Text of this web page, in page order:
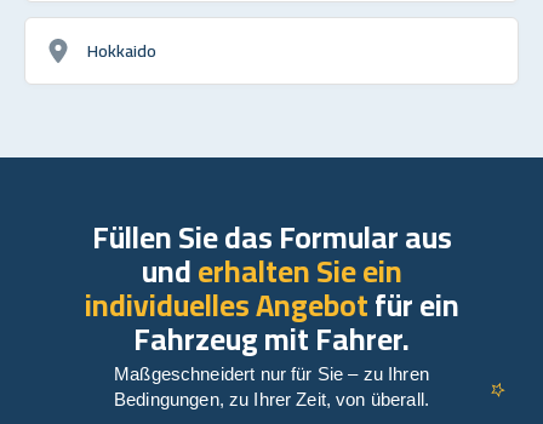
Hokkaido
Füllen Sie das Formular aus
underhalten Sie ein
individuelles Angebotfür ein
Fahrzeug mit Fahrer.
Maßgeschneidert nur für Sie – zu Ihren
Bedingungen, zu Ihrer Zeit, von überall.